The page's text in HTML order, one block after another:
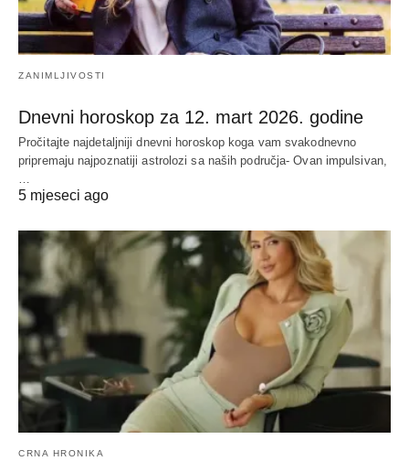
ZANIMLJIVOSTI
Dnevni horoskop za 12. mart 2026. godine
Pročitajte najdetaljniji dnevni horoskop koga vam svakodnevno
pripremaju najpoznatiji astrolozi sa naših područja- Ovan impulsivan,
5 mjeseci ago
CRNA HRONIKA